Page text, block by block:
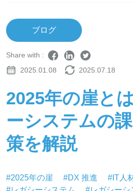
ブログ
Share with :
2025.01.08
2025.07.18
2025年の崖と
ーシステムの
策を解説
#2025年の崖 #DX 推進 #IT人